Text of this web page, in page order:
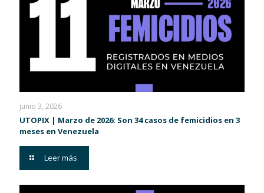
junio 3, 2026
UTOPIX | Marzo de 2026: Son 34 casos de femicidios en 3
meses en Venezuela
Leer más